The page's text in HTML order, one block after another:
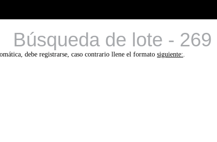
Búsqueda de lote - 269
debe registrarse, caso contrario llene el formatosiguiente:.